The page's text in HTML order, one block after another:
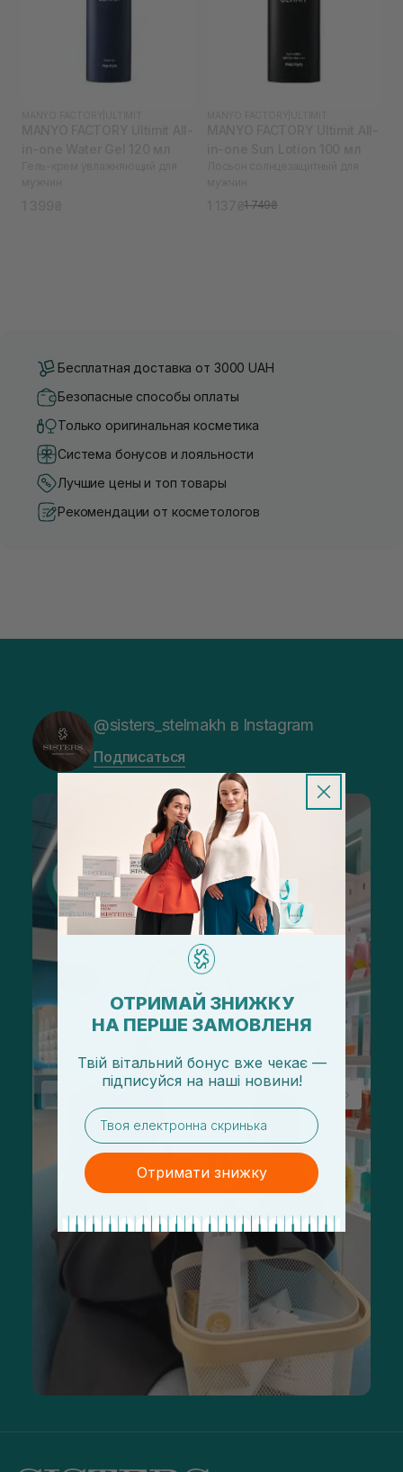
1 137₴1 749₴
Бесплатная доставка от 3000 UAH
Безопасные способы оплаты
Только оригинальная косметика
Система бонусов и лояльности
Лучшие цены и топ товары
Рекомендации от косметологов
@sisters_stelmakh в Instagram
Подписаться
ОТРИМАЙ ЗНИЖКУ
НА ПЕРШЕ ЗАМОВЛЕНЯ
Твій вітальний бонус вже чекає —
підписуйся на наші новини!
email
Отримати знижку